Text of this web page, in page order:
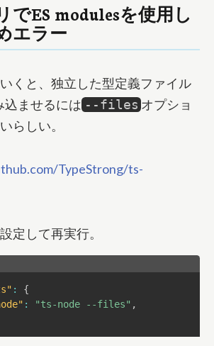
でES modulesを使用し
エラー
くと、独立した型定義ファイル
込ませるには --files オプショ
らしい。
TypeStrong/ts-
定して再実行。
:
{
: "ts-node --files" ,